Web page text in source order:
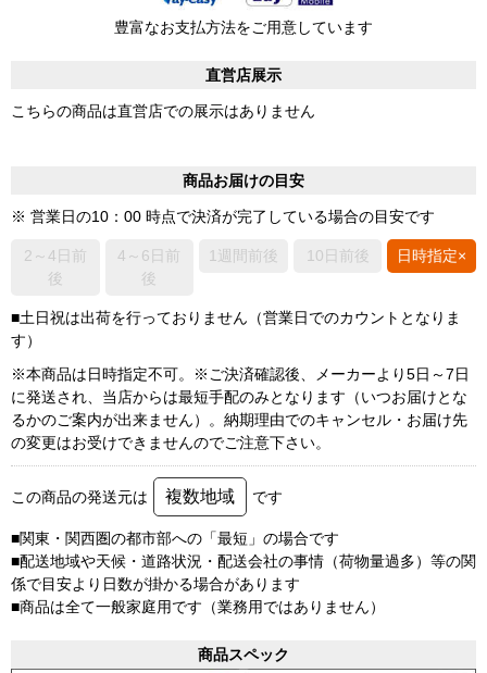
豊富なお支払方法をご用意しています
直営店展示
こちらの商品は直営店での展示はありません
商品お届けの目安
※ 営業日の10：00 時点で決済が完了している場合の目安です
2～4日前
後
4～6日前
後
1週間前後 10日前後 日時指定×
■土日祝は出荷を行っておりません（営業日でのカウントとなりま
す）
※本商品は日時指定不可。※ご決済確認後、メーカーより5日～7日
に発送され、当店からは最短手配のみとなります（いつお届けとな
るかのご案内が出来ません）。納期理由でのキャンセル・お届け先
の変更はお受けできませんのでご注意下さい。
この商品の発送元は 複数地域 です
■関東・関西圏の都市部への「最短」の場合です
■配送地域や天候・道路状況・配送会社の事情（荷物量過多）等の関
係で目安より日数が掛かる場合があります
■商品は全て一般家庭用です（業務用ではありません）
商品スペック